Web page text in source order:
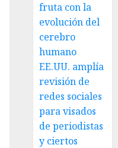
fruta con la
evolución del
cerebro
humano
EE.UU. amplía
revisión de
redes sociales
para visados
de periodistas
y ciertos